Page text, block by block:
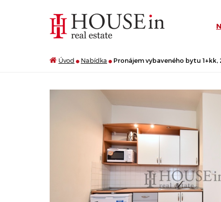
Úvod Nabídka Pronájem vybaveného bytu 1+kk,